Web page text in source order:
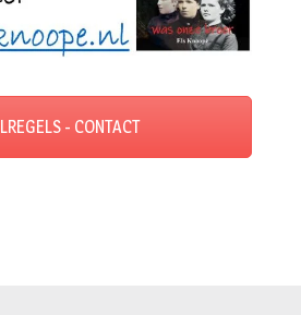
- CONTACT